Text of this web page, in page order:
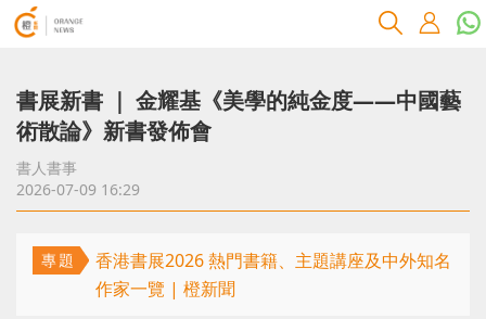
書展新書 ｜ 金耀基《美學的純金度——中國藝
術散論》新書發佈會
書人書事
2026-07-09 16:29
專題
香港書展2026 熱門書籍、主題講座及中外知名
作家一覽 | 橙新聞